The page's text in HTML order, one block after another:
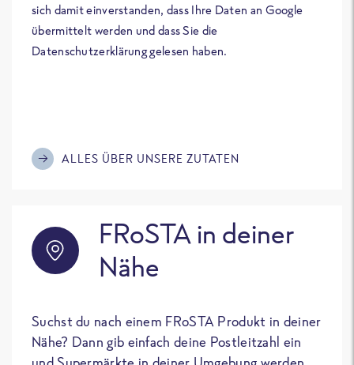
sich damit einverstanden, dass Ihre Daten an Google
übermittelt werden und dass Sie die
Datenschutzerklärung gelesen haben.
ALLES ÜBER UNSERE ZUTATEN
FRoSTA in deiner
Nähe
Suchst du nach einem FRoSTA Produkt in deiner
Nähe? Dann gib einfach deine Postleitzahl ein